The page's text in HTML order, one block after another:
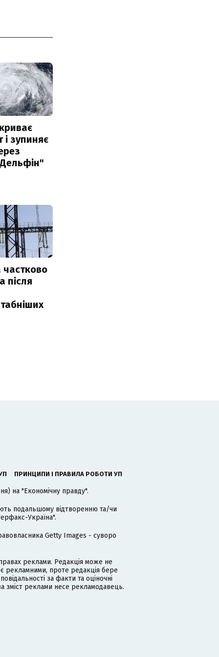
і зупиняє
після
ПРИНЦИПИ І ПРАВИЛА РОБОТИ УП
на "Економічну правду".
подальшому відтворенню та/чи
Україна".
Getty Images - суворо
реклами. Редакція може не
рекламними, проте редакція бере
за факти та оціночні
зміст реклами несе рекламодавець.